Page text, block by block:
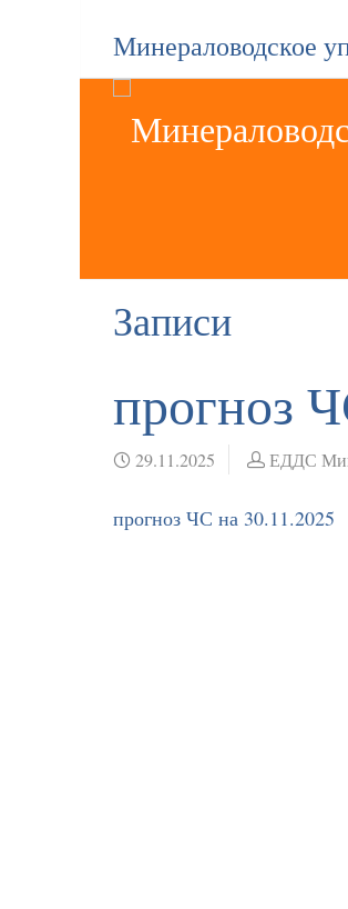
Минераловодское
Записи
прогноз
29.11.2025 ЕДДС
прогноз ЧС на 30.11.2025